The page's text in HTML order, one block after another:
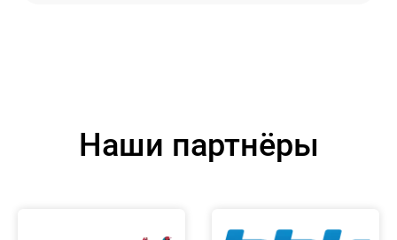
Наши партнёры